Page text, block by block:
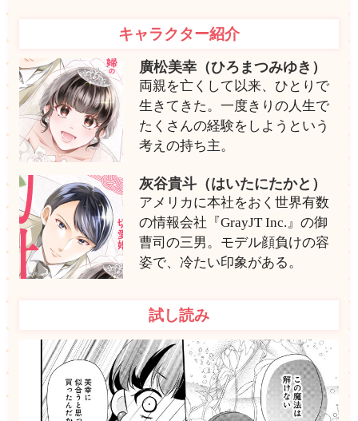
キャラクター紹介
廣松美幸（ひろまつみゆき）
両親を亡くして以来、ひとりで
生きてきた。一度きりの人生で
たくさんの経験をしようという
考えの持ち主。
灰谷貴斗（はいたにたかと）
アメリカに本社をおく世界有数
の情報会社『GrayJT Inc.』の御
曹司の三男。モデル顔負けの容
姿で、冷たい印象がある。
試し読み